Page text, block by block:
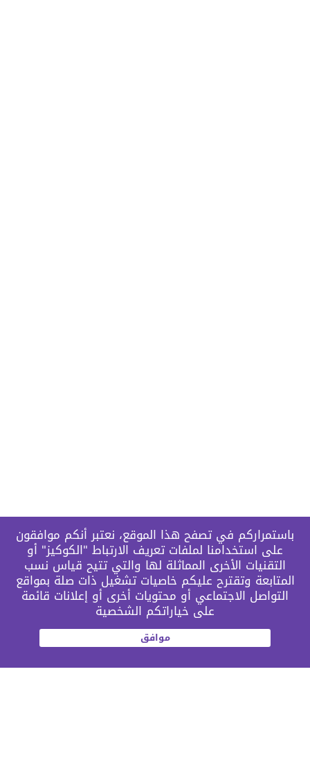
باستمراركم في تصفح هذا الموقع، نعتبر أنكم موافقون
على استخدامنا لملفات تعريف الارتباط "الكوكيز" أو
التقنيات الأخرى المماثلة لها والتي تتيح قياس نسب
المتابعة وتقترح عليكم خاصيات تشغيل ذات صلة بمواقع
التواصل الاجتماعي أو محتويات أخرى أو إعلانات قائمة
على خياراتكم الشخصية
موافق